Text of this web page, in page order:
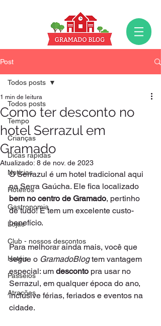
Post
Todos posts
Tempo
Crianças
Dicas rápidas
Notícias
Roteiros
Gastronomia
Lojas
Club - nossos descontos
Hotéis
Passeios
Atrações
Todos posts
Como ter desconto no
hotel Serrazul em
Gramado
1 min de leitura
Atualizado: 8 de nov. de 2023
O Serrazul é um hotel tradicional aqui
na Serra Gaúcha. Ele fica localizado
bem no centro de Gramado, pertinho
de tudo! E tem um excelente custo-
benefício.
Para melhorar ainda mais, você que
segue o GramadoBlog tem vantagem
especial: um desconto pra usar no
Serrazul, em qualquer época do ano,
inclusive férias, feriados e eventos na
cidade.